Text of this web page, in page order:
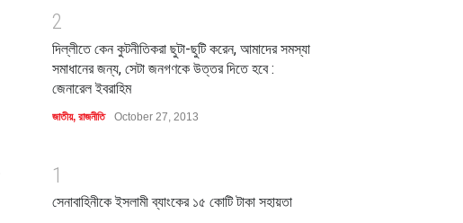
2
দিল্লীতে কেন কুটনীতিকরা ছুটা-ছুটি করেন, আমাদের সমস্যা
সমাধানের জন্য, সেটা জনগণকে উত্তর দিতে হবে :
জেনারেল ইবরাহিম
জাতীয়, রাজনীতি October 27, 2013
1
সেনাবাহিনীকে ইসলামী ব্যাংকের ১৫ কোটি টাকা সহায়তা